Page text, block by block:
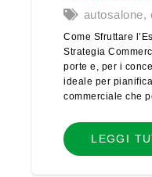
autosalone,
Come Sfruttare
Strategia
porte e, per i
ideale per
commerciale che
LEGGI